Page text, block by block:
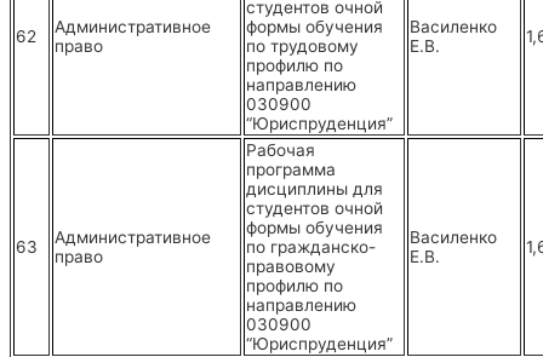
62
Административное
право
студентов очной
формы обучения
по трудовому
профилю по
направлению
030900
“Юриспруденция”
Василенко
Е.В.
63
Административное
право
Рабочая
программа
дисциплины для
студентов очной
формы обучения
по гражданско-
правовому
профилю по
направлению
030900
“Юриспруденция”
Василенко
Е.В.